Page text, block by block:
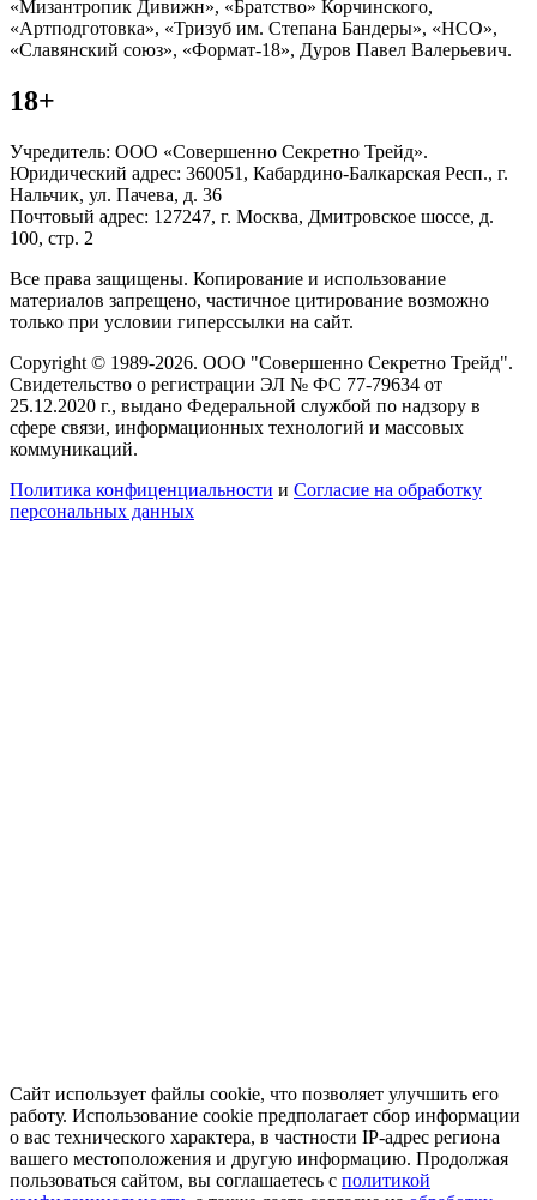
«Мизантропик Дивижн», «Братство» Корчинского,
«Артподготовка», «Тризуб им. Степана Бандеры», «НСО»,
«Славянский союз», «Формат-18», Дуров Павел Валерьевич.
18+
Учредитель: ООО «Совершенно Секретно Трейд».
Юридический адрес: 360051, Кабардино-Балкарская Респ., г.
Нальчик, ул. Пачева, д. 36
Почтовый адрес: 127247, г. Москва, Дмитровское шоссе, д.
100, стр. 2
Все права защищены. Копирование и использование
материалов запрещено, частичное цитирование возможно
только при условии гиперссылки на сайт.
Copyright © 1989-2026. ООО "Совершенно Секретно Трейд".
Свидетельство о регистрации ЭЛ № ФС 77-79634 от
25.12.2020 г., выдано Федеральной службой по надзору в
сфере связи, информационных технологий и массовых
коммуникаций.
Политика конфиценциальности и Согласие на обработку
персональных данных
Сайт использует файлы cookie, что позволяет улучшить его
работу. Использование cookie предполагает сбор информации
о вас технического характера, в частности IP-адрес региона
вашего местоположения и другую информацию. Продолжая
пользоваться сайтом, вы соглашаетесь с политикой